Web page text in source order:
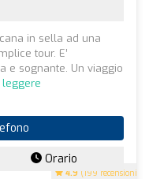
4.9 (199 recensioni)
in sella ad una
tour. E’
e sognante. Un viaggio
leggere
Orario